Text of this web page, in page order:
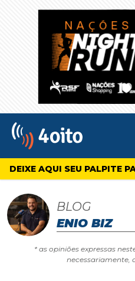
4oito
DEIXE AQUI SEU PALPITE
BLOG
ENIO BIZ
* as opiniões expressas
necessariamente,